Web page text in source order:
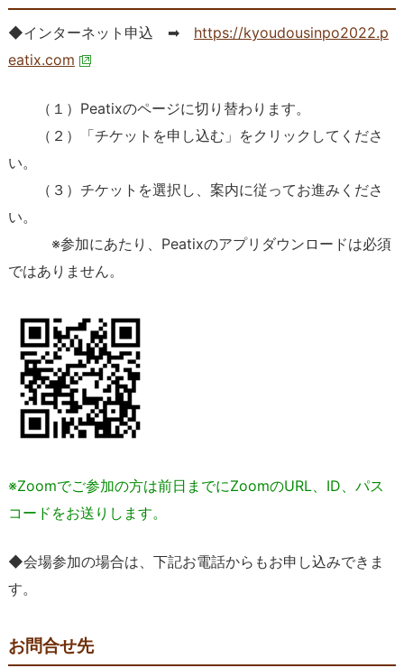
◆インターネット申込 ➡ https://kyoudousinpo2022.p
eatix.com
（１）Peatixのページに切り替わります。
（２）「チケットを申し込む」をクリックしてくださ
い。
（３）チケットを選択し、案内に従ってお進みくださ
い。
※参加にあたり、Peatixのアプリダウンロードは必須
ではありません。
※Zoomでご参加の方は前日までにZoomのURL、ID、パス
コードをお送りします。
◆会場参加の場合は、下記お電話からもお申し込みできま
す。
お問合せ先